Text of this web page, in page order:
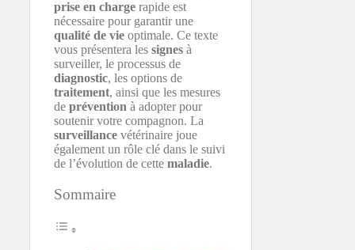
prise en charge rapide est
nécessaire pour garantir une
qualité de vie optimale. Ce texte
vous présentera les signes à
surveiller, le processus de
diagnostic, les options de
traitement, ainsi que les mesures
de prévention à adopter pour
soutenir votre compagnon. La
surveillance vétérinaire joue
également un rôle clé dans le suivi
de l’évolution de cette maladie.
Sommaire